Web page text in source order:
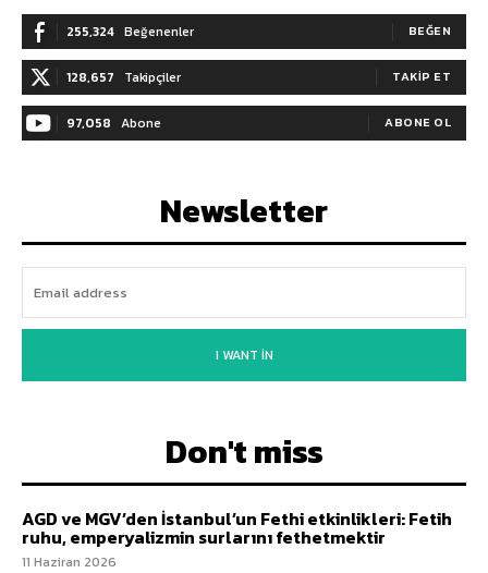
255,324 Beğenenler BEĞEN
128,657 Takipçiler TAKIP ET
97,058 Abone ABONE OL
Newsletter
I WANT IN
Don't miss
AGD ve MGV’den İstanbul’un Fethi etkinlikleri: Fetih
ruhu, emperyalizmin surlarını fethetmektir
11 Haziran 2026